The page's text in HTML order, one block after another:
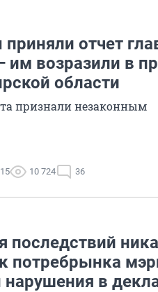
отчет
им возразили в
области
признали незаконным
10 724 36
последствий
потребрынка
в